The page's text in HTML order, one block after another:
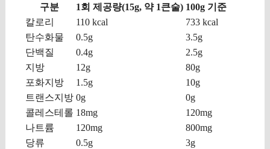
구분 1회 제공량(15g, 약 1큰술) 100g 기준
칼로리
110 kcal
733 kcal
탄수화물
0.5g
3.5g
단백질
0.4g
2.5g
지방
12g
80g
포화지방
1.5g
10g
트랜스지방 0g
0g
콜레스테롤 18mg
120mg
나트륨
120mg
800mg
당류
0.5g 3g